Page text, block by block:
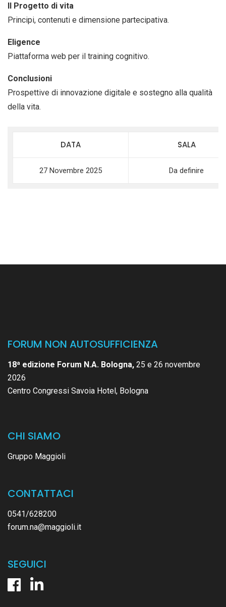
Il Progetto di vita
Principi, contenuti e dimensione partecipativa.
Eligence
Piattaforma web per il training cognitivo.
Conclusioni
Prospettive di innovazione digitale e sostegno alla qualità
della vita.
DATA SALA
27 Novembre 2025 Da definire
FORUM NON AUTOSUFFICIENZA
18ª edizione Forum N.A. Bologna, 25 e 26 novembre
2026
Centro Congressi Savoia Hotel, Bologna
CHI SIAMO
Gruppo Maggioli
CONTATTACI
0541/628200
forum.na@maggioli.it
SEGUICI